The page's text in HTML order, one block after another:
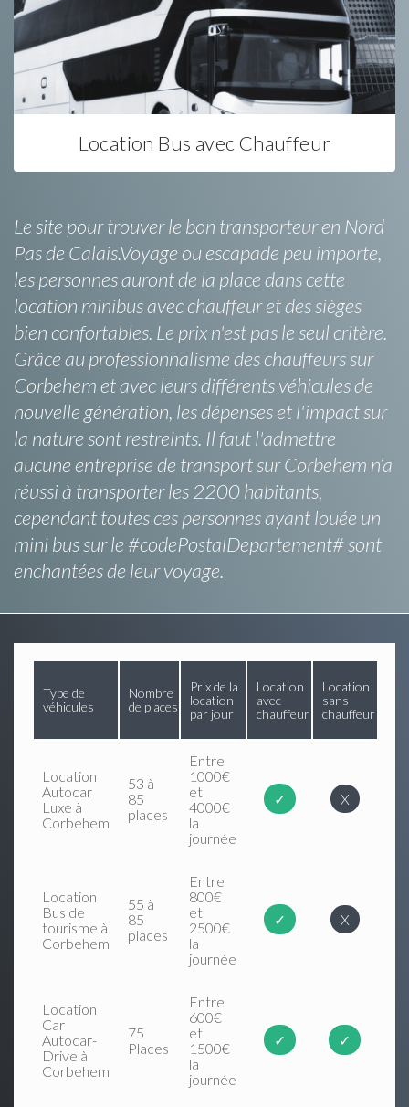
Location Bus avec Chauffeur
Le site pour trouver le bon transporteur en Nord
Pas de Calais.Voyage ou escapade peu importe,
les personnes auront de la place dans cette
location minibus avec chauffeur et des sièges
bien confortables. Le prix n'est pas le seul critère.
Grâce au professionnalisme des chauffeurs sur
Corbehem et avec leurs différents véhicules de
nouvelle génération, les dépenses et l'impact sur
la nature sont restreints. Il faut l'admettre
aucune entreprise de transport sur Corbehem n’a
réussi à transporter les 2200 habitants,
cependant toutes ces personnes ayant louée un
mini bus sur le #codePostalDepartement# sont
enchantées de leur voyage.
Type de
véhicules
Nombre
de places
Prix de la
location
par jour
Location
avec
chauffeur
Location
sans
chauffeur
Location
Autocar
Luxe à
Corbehem
53 à
85
places
Entre
1000€
et
4000€
la
journée
✓ X
Location
Bus de
tourisme à
Corbehem
55 à
85
places
Entre
800€
et
2500€
la
journée
✓ X
Location
Car
Autocar-
Drive à
Corbehem
75
Places
Entre
600€
et
1500€
la
journée
✓ ✓